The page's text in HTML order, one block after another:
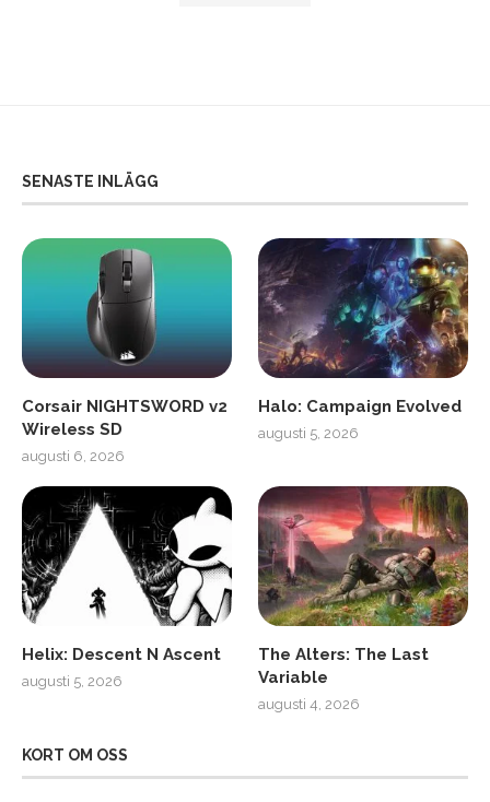
SENASTE INLÄGG
Corsair NIGHTSWORD v2
Wireless SD
augusti 6, 2026
Halo: Campaign Evolved
augusti 5, 2026
Helix: Descent N Ascent
augusti 5, 2026
The Alters: The Last
Variable
augusti 4, 2026
KORT OM OSS